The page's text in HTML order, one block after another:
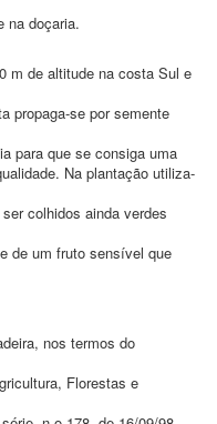
na doçaria.
m de altitude na costa Sul e
propaga-se por semente
para que se consiga uma
Na plantação utiliza-
colhidos ainda verdes
de um fruto sensível que
nos termos do
Florestas e